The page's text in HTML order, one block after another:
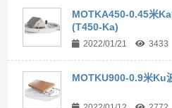
MOTKA450-0.45米
(T450-Ka)
2022/01/21 3433
MOTKU900-0.9米Ku